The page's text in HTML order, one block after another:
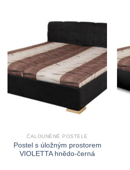
ČALOUNĚNÉ POSTELE
Postel s úložným prostorem
VIOLETTA hnědo-černá